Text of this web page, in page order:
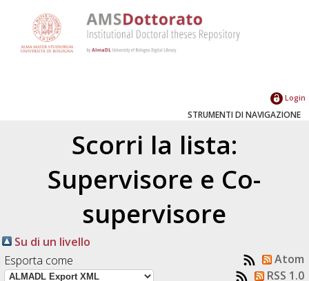
Login
STRUMENTI DI NAVIGAZIONE
Scorri la lista:
Supervisore e Co-
supervisore
Su di un livello
Esporta come
Atom
RSS 1.0